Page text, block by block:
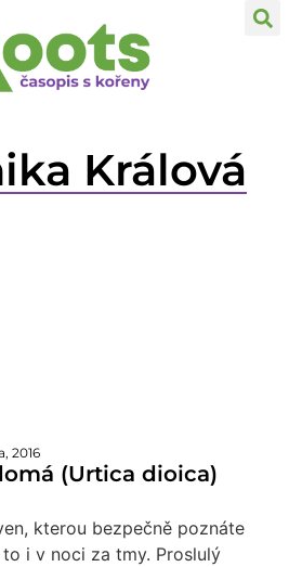
Králová
2016
(Urtica dioica)
kterou bezpečně poznáte
i v noci za tmy. Proslulý